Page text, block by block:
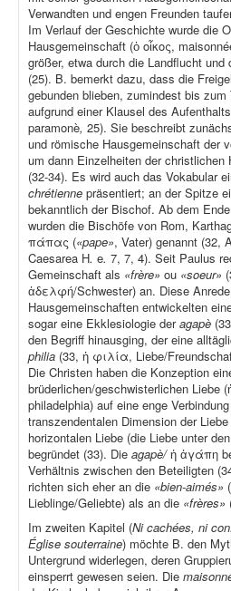
Verwandten und engen Freunden
Im Verlauf der Geschichte wurde die
Hausgemeinschaft (ὁ οἶκος,
größer, etwa durch die Landflucht und
(25). B. bemerkt dazu, dass die
gebunden blieben, zumindest bis zum
aufgrund einer Klausel des
paramonè, 25). Sie beschreibt
und römische Hausgemeinschaft der
um dann Einzelheiten der
(32-34). Es wird auch das Vokabular
chrétienne präsentiert; an der Spitze
bekanntlich der Bischof. Ab dem
wurden die Bischöfe von Rom,
πάπας («pape», Vater) genannt (32,
Caesarea H. e. 7, 7, 4). Seit Paulus
Gemeinschaft als «frère» ou «soeur»
ἀδελφή/Schwester) an. Diese
Hausgemeinschaften entwickelten
sogar eine Ekklesiologie deragapè
den Begriff hinausging, der eine
philia (33, ἡ φιλία, Liebe/
Die Christen haben die Konzeption
brüderlichen/geschwisterlichen
philadelphia) auf eine enge
transzendentalen Dimension der
horizontalen Liebe (die Liebe unter
begründet (33). Die agapè/ἡ ἀγάπη
Verhältnis zwischen den Beteiligten
richten sich eher an die «bien-aimés»
Lieblinge/Geliebte) als an die «frères»
Im zweiten Kapitel (Ni cachées, ni
Église souterraine) möchte B. den
Untergrund widerlegen, deren
einsperrt gewesen seien. Die